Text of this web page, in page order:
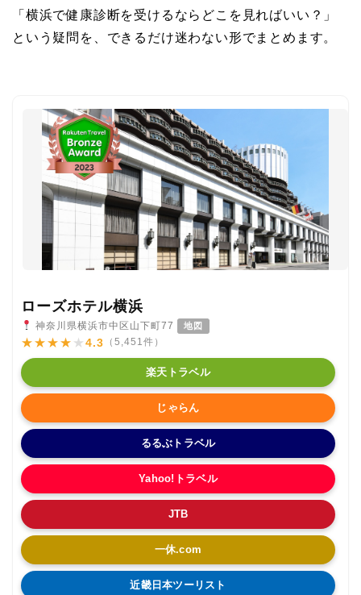
「横浜で健康診断を受けるならどこを見ればいい？」
という疑問を、できるだけ迷わない形でまとめます。
ローズホテル横浜
神奈川県横浜市中区山下町77 地図
★★★★ ★4.3 （5,451件）
楽天トラベル
じゃらん
るるぶトラベル
Yahoo!トラベル
JTB
一休.com
近畿日本ツーリスト